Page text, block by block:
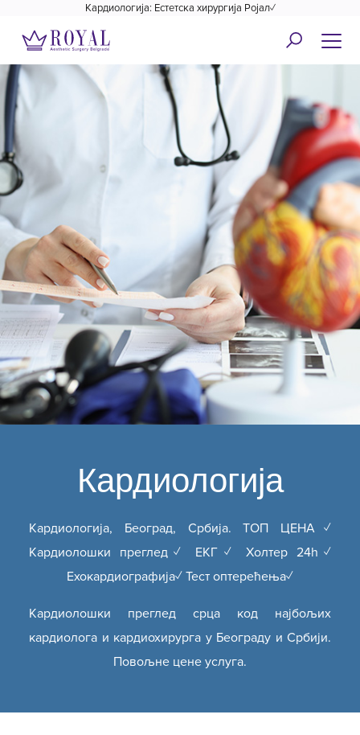
Кардиологија: Естетска хирургија Ројал✓
Кардиологија
Кардиологија, Београд, Србија. ТОП ЦЕНА✓
Кардиолошки преглед✓ ЕКГ✓ Холтер 24h✓
Ехокардиографија✓ Тест оптерећења✓
Кардиолошки преглед срца код најбољих
кардиолога и кардиохирурга у Београду и Србији.
Повољне цене услуга.